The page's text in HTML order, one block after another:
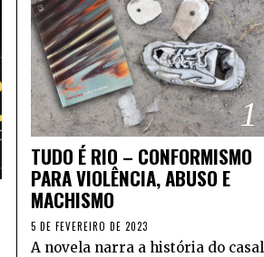
1
TUDO É RIO – CONFORMISMO
PARA VIOLÊNCIA, ABUSO E
MACHISMO
5 DE FEVEREIRO DE 2023
A novela narra a história do casal